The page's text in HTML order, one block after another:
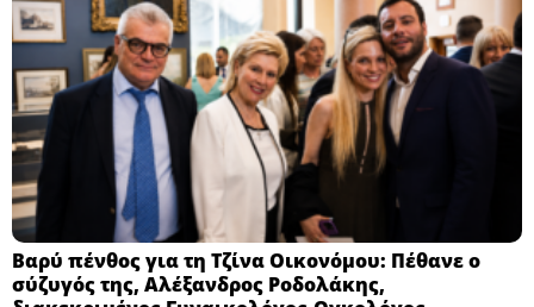
Βαρύ πένθος για τη Τζίνα Οικονόμου: Πέθανε ο
σύζυγός της, Αλέξανδρος Ροδολάκης,